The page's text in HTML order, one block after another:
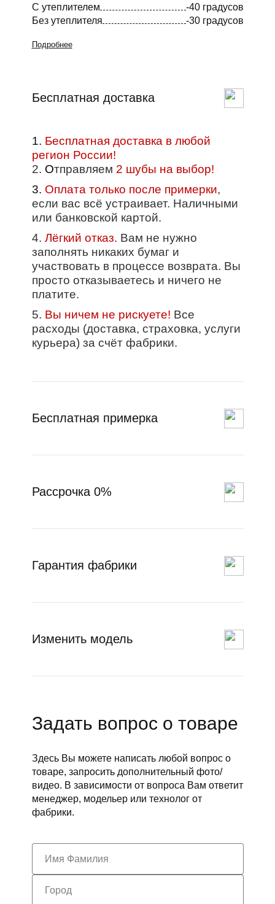
С утеплителем
-40 градусов
Без утеплителя
-30 градусов
Подробнее
Бесплатная доставка
1. Бесплатная доставка в любой
регион России!
2. Отправляем 2 шубы на выбор!
3. Оплата только после примерки,
если вас всё устраивает. Наличными
или банковской картой.
4. Лёгкий отказ. Вам не нужно
заполнять никаких бумаг и
участвовать в процессе возврата. Вы
просто отказываетесь и ничего не
платите.
5. Вы ничем не рискуете! Все
расходы (доставка, страховка, услуги
курьера) за счёт фабрики.
Бесплатная примерка
Рассрочка 0%
Гарантия фабрики
Изменить модель
Задать вопрос о товаре
Здесь Вы можете написать любой вопрос о
товаре, запросить дополнительный фото/
видео. В зависимости от вопроса Вам ответит
менеджер, модельер или технолог от
фабрики.